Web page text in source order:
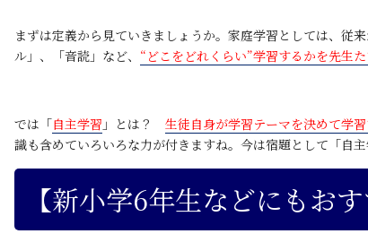
まずは定義から見ていきましょうか。家庭学習としては、従
ル」、「音読」など、 “どこをどれくらい”学習するかを先生
では 「自主学習 」 とは？ 生徒自身が学習テーマを決めて学
識も含めていろいろな力が付きますね。今は宿題として「自
【新小学6年生などにもお